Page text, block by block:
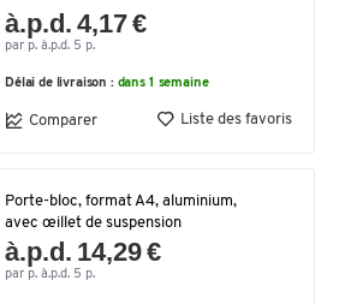
à.p.d. 4,17 €
par p. à.p.d. 5 p.
Délai de livraison : dans 1 semaine
Comparer Liste des favoris
Porte-bloc, format A4, aluminium,
avec œillet de suspension
à.p.d. 14,29 €
par p. à.p.d. 5 p.